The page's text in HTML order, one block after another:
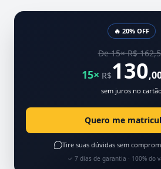
🔥 20% OFF
De 15× R$
15× R$130
sem juros no cartão
Quero me
Tire suas dúvidas sem
✓ 7 dias de garantia · 100% do